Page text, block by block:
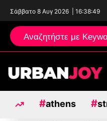
Σάββατο 8 Αυγ 2026 16:38:50
Μεταπηδήστε
περιεχόμενο
#athens #